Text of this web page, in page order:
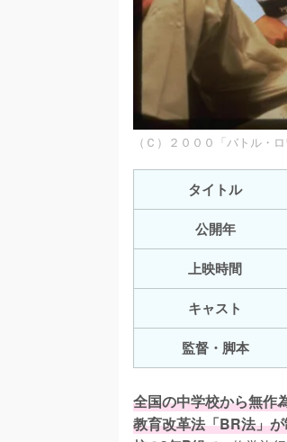
（Ｃ）２０００「バトル・
タイトル
公開年
上映時間
キャスト
監督・脚本
全国の中学校から無作
教育改革法「BR法」